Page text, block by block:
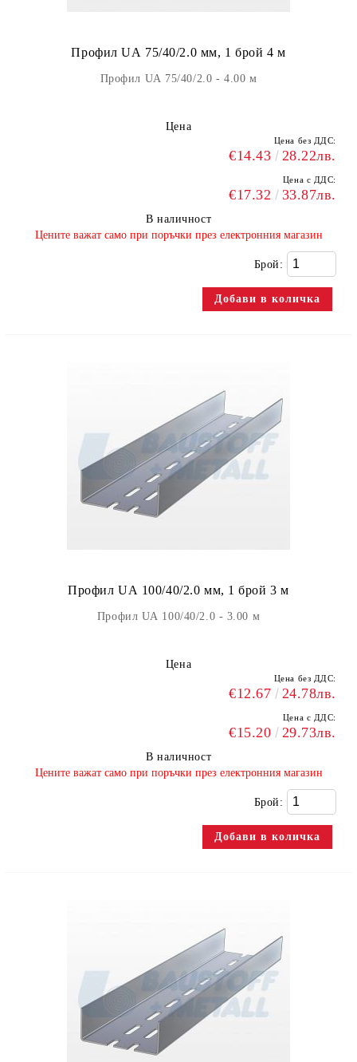
Профил UА 75/40/2.0 мм, 1 брой 4 м
Профил UА 75/40/2.0 - 4.00 м
Цена
Цена без ДДС:
€14.43 28.22лв.
Цена с ДДС:
€17.32 33.87лв.
В наличност
​Цените важат само при поръчки през електронния магазин
Брой:
Профил UА 100/40/2.0 мм, 1 брой 3 м
Профил UА 100/40/2.0 - 3.00 м
Цена
Цена без ДДС:
€12.67 24.78лв.
Цена с ДДС:
€15.20 29.73лв.
В наличност
​Цените важат само при поръчки през електронния магазин
Брой: